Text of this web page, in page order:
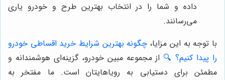
داده و شما را در انتخاب بهترین طرح و خودرو یاری
می‌رسانند.
با توجه به این مزایا،چگونه بهترین شرایط خرید اقساطی خودرو
را پیدا کنیم؟ 🔍 از مجموعه مبین خودرو، گزینه‌ای هوشمندانه و
مطمئن برای دستیابی به رویاهایتان است. ما مفتخر به